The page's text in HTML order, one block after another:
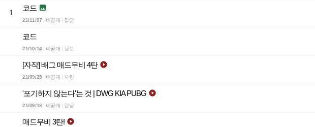
1
코드 
21/11/07 비공개 잡담
코드
21/10/14| 비공개 정보
[자작] 배그 매드무비 4탄 
21/09/25| 비공개 자랑
'포기하지 않는다'는 것 | DWG KIA PUBG 
21/09/13 비공개 잡담
매드무비 3탄! 